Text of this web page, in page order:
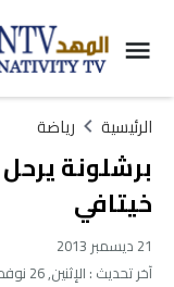
الرئيسية رياضة
برشلونة
خيتافي
21 ديسمبر 2013
آخر تحديث : الإثنين, 26 نوفمبر, 2018 - 8:08 مساءً